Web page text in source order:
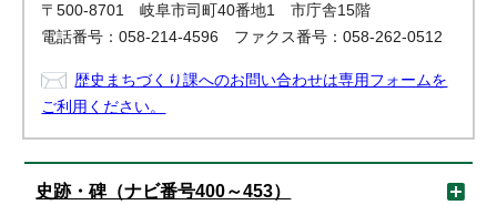
〒500-8701 岐阜市司町40番地1 市庁舎15階
電話番号：058-214-4596 ファクス番号：058-262-0512
歴史まちづくり課へのお問い合わせは専用フォームを
ご利用ください。
史跡・碑（ナビ番号400～453）